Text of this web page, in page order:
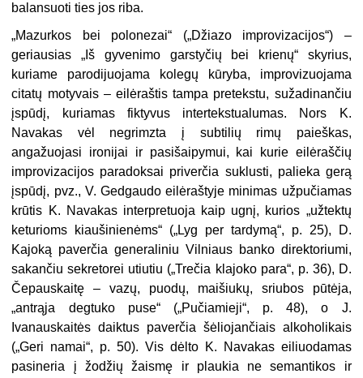
balansuoti ties jos riba.
„Mazurkos bei polonezai“ („Džiazo improvizacijos“) –
geriausias „Iš gyvenimo garstyčių bei krienų“ skyrius,
kuriame parodijuojama kolegų kūryba, improvizuojama
citatų motyvais – eilėraštis tampa pretekstu, sužadinančiu
įspūdį, kuriamas fiktyvus intertekstualumas. Nors K.
Navakas vėl negrimzta į subtilių rimų paieškas,
angažuojasi ironijai ir pasišaipymui, kai kurie eilėraščių
improvizacijos paradoksai priverčia suklusti, palieka gerą
įspūdį, pvz., V. Gedgaudo eilėraštyje minimas užpučiamas
krūtis K. Navakas interpretuoja kaip ugnį, kurios „užtektų
keturioms kiaušinienėms“ („Lyg per tardymą“, p. 25), D.
Kajoką paverčia generaliniu Vilniaus banko direktoriumi,
sakančiu sekretorei utiutiu („Trečia klajoko para“, p. 36), D.
Čepauskaitę – vazų, puodų, maišiukų, sriubos pūtėja,
„antrąja degtuko puse“ („Pučiamieji“, p. 48), o J.
Ivanauskaitės daiktus paverčia šėliojančiais alkoholikais
(„Geri namai“, p. 50). Vis dėlto K. Navakas eiliuodamas
pasineria į žodžių žaismę ir plaukia ne semantikos ir